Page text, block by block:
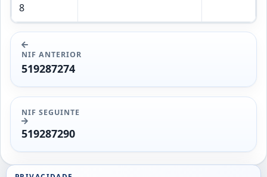
8
NIF ANTERIOR
519287274
NIF SEGUINTE
519287290